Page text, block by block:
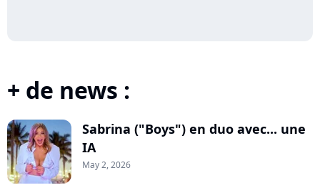
+ de news :
Sabrina ("Boys") en duo avec... une
IA
May 2, 2026